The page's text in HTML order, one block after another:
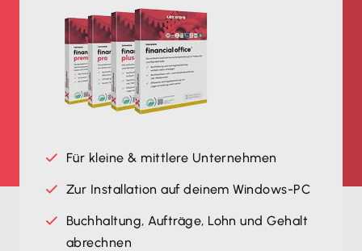
Für kleine & mittlere Unternehmen
Zur Installation auf deinem Windows-PC
Buchhaltung, Aufträge, Lohn und Gehalt
abrechnen